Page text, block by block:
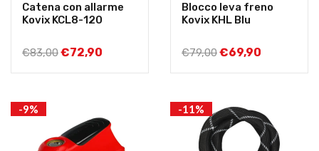
Catena con allarme
Kovix KCL8-120
€83,00€72,90
Blocco leva freno
Kovix KHL Blu
€79,00€69,90
-9% -11%